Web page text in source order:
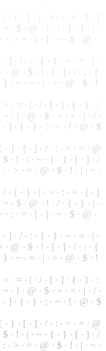
/ · { · } · | · > · : · = · [ · ]
~ · $ · @ · ! · / · { · } · | ·
· : · = · [ · ] · ~ · $ · @ ·
· ] · / · : · { · } · ~ · = · | ·
· @ · $ · ! · [ · ] · / · : · {
· ~ · = · | · > · @ · $ · !
> · = · | · / · [ · ] · { · } · :
· ! · @ · $ · > · = · | · / ·
· ] · { · } · : · ~ · ! · @ · $
· } · [ · ] · / · : · > · = · @
$ · ! · | · ~ · { · } · [ · ] · /
: · > · = · @ · $ · ! · | · ~ ·
/ · { · } · | · > · : · = · [ · ]
~ · $ · @ · ! · / · { · } · | ·
· : · = · [ · ] · ~ · $ · @ ·
] · / · : · { · } · ~ · = · | ·
· @ · $ · ! · [ · ] · / · : · {
} · ~ · = · | · > · @ · $ · !
· = · | · / · [ · ] · { · } · :
~ · ! · @ · $ · > · = · | · / ·
] · { · } · : · ~ · ! · @ · $
· } · [ · ] · / · : · > · = · @
$ · ! · | · ~ · { · } · [ · ] · /
· > · = · @ · $ · ! · | · ~ ·